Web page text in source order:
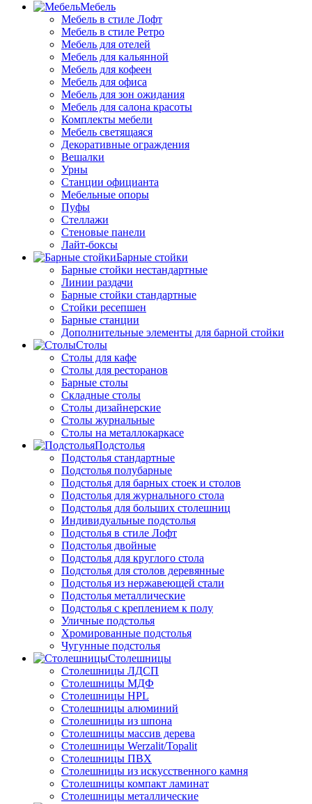
Мебель
Мебель в стиле Лофт
Мебель в стиле Ретро
Мебель для отелей
Мебель для кальянной
Мебель для кофеен
Мебель для офиса
Мебель для зон ожидания
Мебель для салона красоты
Комплекты мебели
Мебель светящаяся
Декоративные ограждения
Вешалки
Урны
Станции официанта
Мебельные опоры
Пуфы
Стеллажи
Стеновые панели
Лайт-боксы
Барные стойки
Барные стойки нестандартные
Линии раздачи
Барные стойки стандартные
Стойки ресепшен
Барные станции
Дополнительные элементы для барной стойки
Столы
Столы для кафе
Столы для ресторанов
Барные столы
Складные столы
Столы дизайнерские
Столы журнальные
Столы на металлокаркасе
Подстолья
Подстолья стандартные
Подстолья полубарные
Подстолья для барных стоек и столов
Подстолья для журнального стола
Подстолья для больших столешниц
Индивидуальные подстолья
Подстолья в стиле Лофт
Подстолья двойные
Подстолья для круглого стола
Подстолья для столов деревянные
Подстолья из нержавеющей стали
Подстолья металлические
Подстолья с креплением к полу
Уличные подстолья
Хромированные подстолья
Чугунные подстолья
Столешницы
Столешницы ЛДСП
Столешницы МДФ
Столешницы HPL
Столешницы алюминий
Столешницы из шпона
Столешницы массив дерева
Столешницы Werzalit/Topalit
Столешницы ПВХ
Столешницы из искусственного камня
Столешницы компакт ламинат
Столешницы металлические